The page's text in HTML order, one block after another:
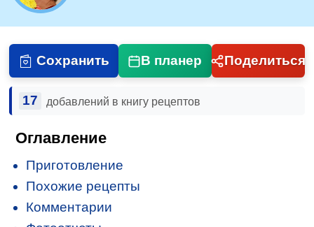
Сохранить В планер Поделиться
17 добавлений в книгу рецептов
Оглавление
Приготовление
Похожие рецепты
Комментарии